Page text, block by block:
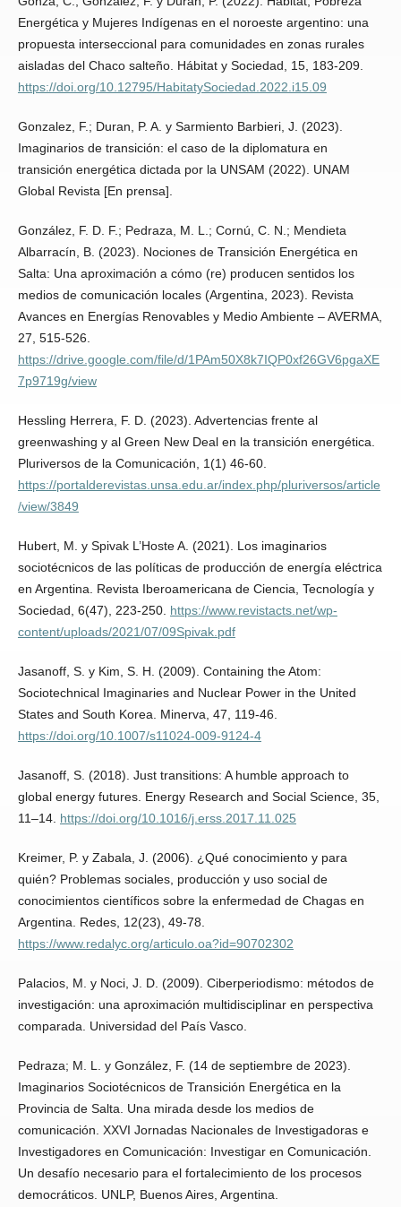
Energética y Mujeres Indígenas en el noroeste argentino: una
propuesta interseccional para comunidades en zonas rurales
aisladas del Chaco salteño. Hábitat y Sociedad, 15, 183-209.
https://doi.org/10.12795/HabitatySociedad.2022.i15.09
Gonzalez, F.; Duran, P. A. y Sarmiento Barbieri, J. (2023).
Imaginarios de transición: el caso de la diplomatura en
transición energética dictada por la UNSAM (2022). UNAM
Global Revista [En prensa].
González, F. D. F.; Pedraza, M. L.; Cornú, C. N.; Mendieta
Albarracín, B. (2023). Nociones de Transición Energética en
Salta: Una aproximación a cómo (re) producen sentidos los
medios de comunicación locales (Argentina, 2023). Revista
Avances en Energías Renovables y Medio Ambiente – AVERMA,
27, 515-526.
https://drive.google.com/file/d/1PAm50X8k7IQP0xf26GV6pgaXE
7p9719g/view
Hessling Herrera, F. D. (2023). Advertencias frente al
greenwashing y al Green New Deal en la transición energética.
Pluriversos de la Comunicación, 1(1) 46-60.
https://portalderevistas.unsa.edu.ar/index.php/pluriversos/article
/view/3849
Hubert, M. y Spivak L’Hoste A. (2021). Los imaginarios
sociotécnicos de las políticas de producción de energía eléctrica
en Argentina. Revista Iberoamericana de Ciencia, Tecnología y
Sociedad, 6(47), 223-250. https://www.revistacts.net/wp-
content/uploads/2021/07/09Spivak.pdf
Jasanoff, S. y Kim, S. H. (2009). Containing the Atom:
Sociotechnical Imaginaries and Nuclear Power in the United
States and South Korea. Minerva, 47, 119-46.
https://doi.org/10.1007/s11024-009-9124-4
Jasanoff, S. (2018). Just transitions: A humble approach to
global energy futures. Energy Research and Social Science, 35,
11–14. https://doi.org/10.1016/j.erss.2017.11.025
Kreimer, P. y Zabala, J. (2006). ¿Qué conocimiento y para
quién? Problemas sociales, producción y uso social de
conocimientos científicos sobre la enfermedad de Chagas en
Argentina. Redes, 12(23), 49-78.
https://www.redalyc.org/articulo.oa?id=90702302
Palacios, M. y Noci, J. D. (2009). Ciberperiodismo: métodos de
investigación: una aproximación multidisciplinar en perspectiva
comparada. Universidad del País Vasco.
Pedraza; M. L. y González, F. (14 de septiembre de 2023).
Imaginarios Sociotécnicos de Transición Energética en la
Provincia de Salta. Una mirada desde los medios de
comunicación. XXVI Jornadas Nacionales de Investigadoras e
Investigadores en Comunicación: Investigar en Comunicación.
Un desafío necesario para el fortalecimiento de los procesos
democráticos. UNLP, Buenos Aires, Argentina.